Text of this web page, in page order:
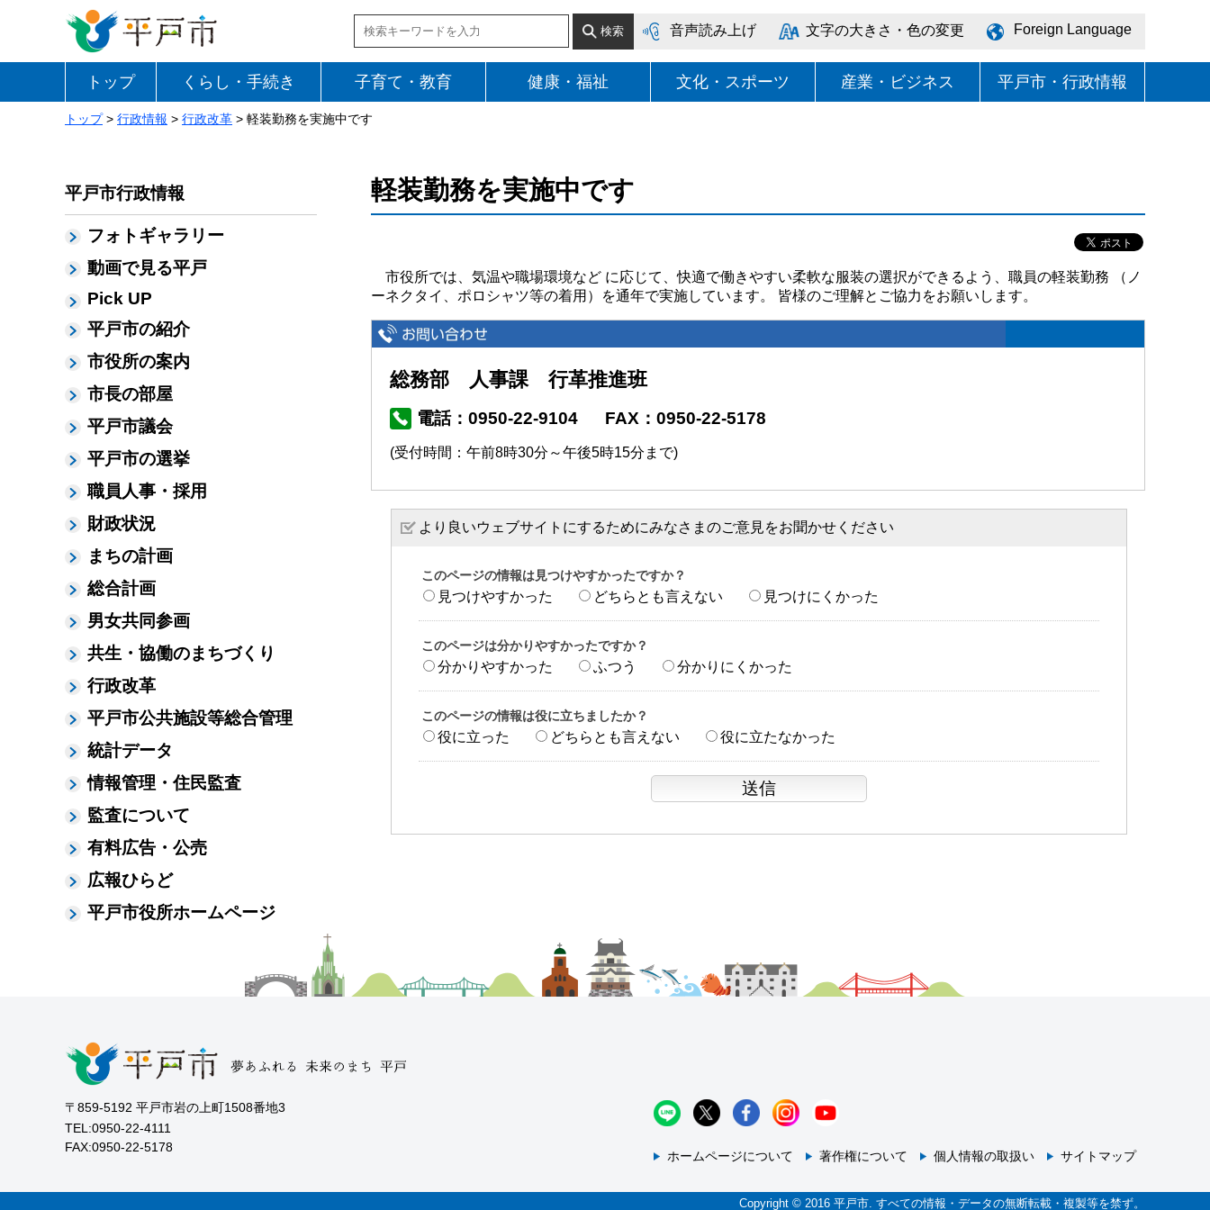
音声読み上げ 文字の大きさ・色の変更 Foreign Language
トップ くらし・手続き 子育て・教育 健康・福祉 文化・スポーツ 産業・ビジネス 平戸市・行政情報
トップ> 行政情報 > 行政改革 > 軽装勤務を実施中です
平戸市行政情報
フォトギャラリー
動画で見る平戸
Pick UP
平戸市の紹介
市役所の案内
市長の部屋
平戸市議会
平戸市の選挙
職員人事・採用
財政状況
まちの計画
総合計画
男女共同参画
共生・協働のまちづくり
行政改革
平戸市公共施設等総合管理
統計データ
情報管理・住民監査
監査について
有料広告・公売
広報ひらど
平戸市役所ホームページ
軽装勤務を実施中です
市役所では、気温や職場環境など に応じて、快適で働きやすい柔軟な服装の選択ができるよう、職員の軽装勤務 （ノ
ーネクタイ、ポロシャツ等の着用）を通年で実施しています。 皆様のご理解とご協力をお願いします。
総務部 人事課 行革推進班
電話：0950-22-9104 FAX：0950-22-5178
(受付時間：午前8時30分～午後5時15分まで)
より良いウェブサイトにするためにみなさまのご意見をお聞かせください
このページの情報は見つけやすかったですか？
見つけやすかった どちらとも言えない 見つけにくかった
このページは分かりやすかったですか？
分かりやすかった ふつう 分かりにくかった
このページの情報は役に立ちましたか？
役に立った どちらとも言えない 役に立たなかった
〒859-5192 平戸市岩の上町1508番地3
TEL:0950-22-4111
FAX:0950-22-5178
ホームページについて 著作権について 個人情報の取扱い サイトマップ
Copyright © 2016 平戸市. すべての情報・データの無断転載・複製等を禁ず。